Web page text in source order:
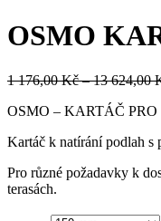
OSMO
1 176,00Kč – 13 624,00
OSMO – KARTÁČ PRO
Kartáč k natírání podlah s
Pro různé požadavky k
terasách.